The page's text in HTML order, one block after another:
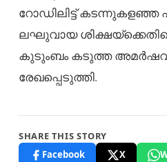
റോഡിലിട്ട്
ലഘുവായ
കുടുംബം കടുത്ത
രേഖപ്പെടുത്തി.
SHARE THIS STORY
Facebook
X